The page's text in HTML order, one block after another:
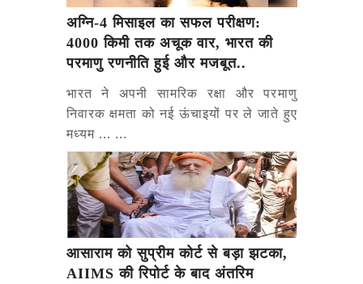
अग्नि-4 मिसाइल का सफल परीक्षण:
4000 किमी तक अचूक वार, भारत की
परमाणु रणनीति हुई और मजबूत..
भारत ने अपनी सामरिक रक्षा और परमाणु
निवारक क्षमता को नई ऊंचाइयों पर ले जाते हुए
मध्यम ... ...
आसाराम को सुप्रीम कोर्ट से बड़ा झटका,
AIIMS की रिपोर्ट के बाद अंतरिम